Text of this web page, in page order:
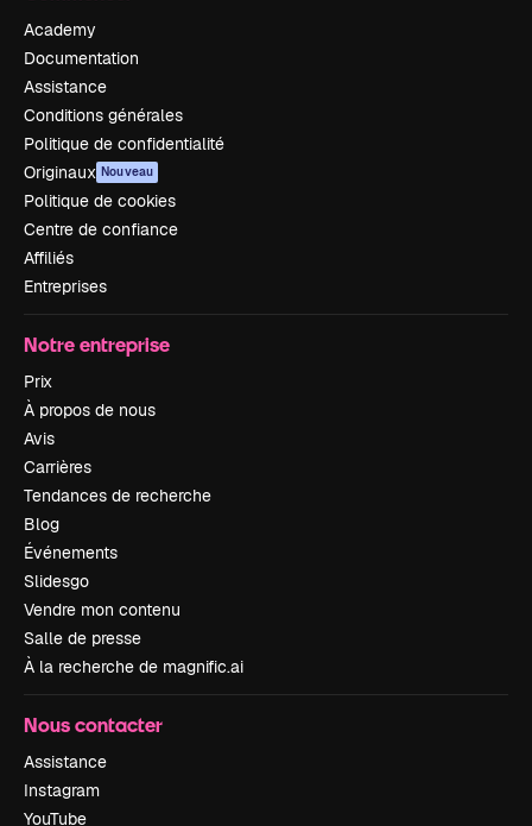
Academy
Documentation
Assistance
Conditions générales
Politique de confidentialité
Originaux Nouveau
Politique de cookies
Centre de confiance
Affiliés
Entreprises
Notre entreprise
Prix
À propos de nous
Avis
Carrières
Tendances de recherche
Blog
Événements
Slidesgo
Vendre mon contenu
Salle de presse
À la recherche de magnific.ai
Nous contacter
Assistance
Instagram
YouTube